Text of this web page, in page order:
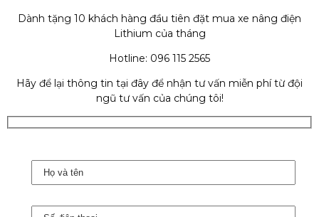
Dành tặng 10 khách hàng đầu tiên đặt mua xe nâng điện
Lithium của tháng
Hotline: 096 115 2565
Hãy để lại thông tin tại đây để nhận tư vấn miễn phí từ đội
ngũ tư vấn của chúng tôi!